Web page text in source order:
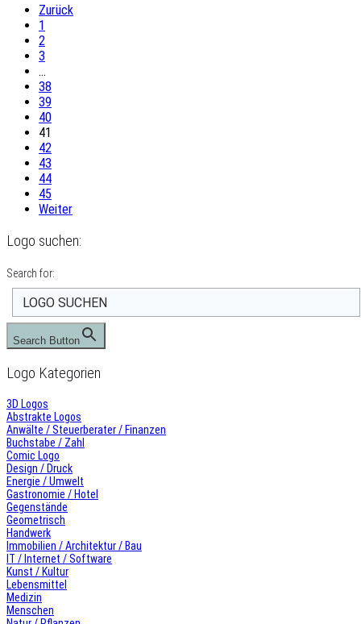
Zurück
1
2
3
…
38
39
40
41
42
43
44
45
Weiter
Logo suchen:
Search for:
Search Button
Logo Kategorien
3D Logos
Abstrakte Logos
Anwälte / Steuerberater / Finanzen
Buchstabe / Zahl
Comic Logo
Design / Druck
Energie / Umwelt
Gastronomie / Hotel
Gegenstände
Geometrisch
Handwerk
Immobilien / Architektur / Bau
IT / Internet / Software
Kunst / Kultur
Lebensmittel
Medizin
Menschen